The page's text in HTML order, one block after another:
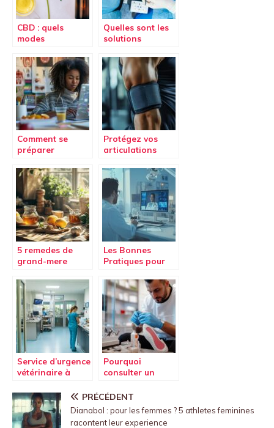
CBD : quels
modes
?
Quelles sont les
solutions
pour traiter les
problemes
ophtalmologique
s ?
Comment se
préparer
licence accès
santé : conseils
et stratégies
Protégez vos
articulations
musculation
Primary Strenght
pendant vos
séances
5 remedes de
grand-mere
faire murir un
bouton
rapidement
Les Bonnes
Pratiques pour
Teleconsultation
Ethique et
Securisee en
Assurance Sante
Service d’urgence
vétérinaire à
Emergence,
Urgence
Vétérinaire
Pourquoi
consulter un
Paris 17 pour des
soins adaptés
aux sportifs
PRÉCÉDENT
Dianabol : pour les femmes ? 5 athletes feminines
racontent leur experience